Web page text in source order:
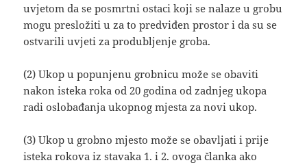
uvjetom da se posmrtni ostaci koji se nalaze u grobu
mogu presložiti u za to predviđen prostor i da su se
ostvarili uvjeti za produbljenje groba.
(2) Ukop u popunjenu grobnicu može se obaviti
nakon isteka roka od 20 godina od zadnjeg ukopa
radi oslobađanja ukopnog mjesta za novi ukop.
(3) Ukop u grobno mjesto može se obavljati i prije
isteka rokova iz stavaka 1. i 2. ovoga članka ako